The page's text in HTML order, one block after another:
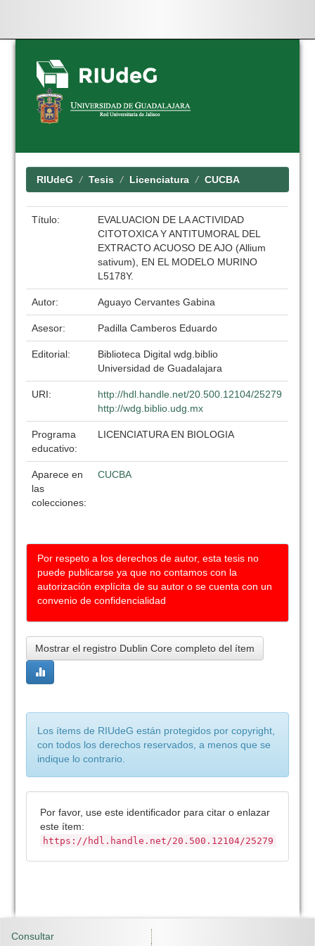
Skip
navigation
RIUdeG Tesis Licenciatura CUCBA
Título:
EVALUACION DE LA ACTIVIDAD
CITOTOXICA Y ANTITUMORAL DEL
EXTRACTO ACUOSO DE AJO (Allium
sativum), EN EL MODELO MURINO
L5178Y.
Autor: Aguayo Cervantes Gabina
Asesor: Padilla Camberos Eduardo
Editorial:
Biblioteca Digital wdg.biblio
Universidad de Guadalajara
URI:
http://hdl.handle.net/20.500.12104/25279
http://wdg.biblio.udg.mx
Programa
educativo:
LICENCIATURA EN BIOLOGIA
Aparece en
las
colecciones:
CUCBA
Por respeto a los derechos de autor, esta tesis no
puede publicarse ya que no contamos con la
autorización explícita de su autor o se cuenta con un
convenio de confidencialidad
Mostrar el registro Dublin Core completo del ítem
Los ítems de RIUdeG están protegidos por copyright,
con todos los derechos reservados, a menos que se
indique lo contrario.
Por favor, use este identificador para citar o enlazar
este ítem:
https://hdl.handle.net/20.500.12104/25279
Consultar